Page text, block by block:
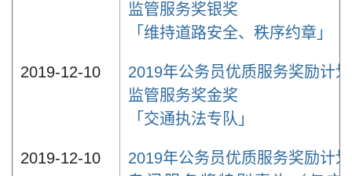
监管服务奖银奖
「维持道路安全、秩序约章」
2019-12-10
2019年公务员优质服务奖励计划
监管服务奖金奖
「交通执法专队」
2019-12-10
2019年公务员优质服务奖励计划